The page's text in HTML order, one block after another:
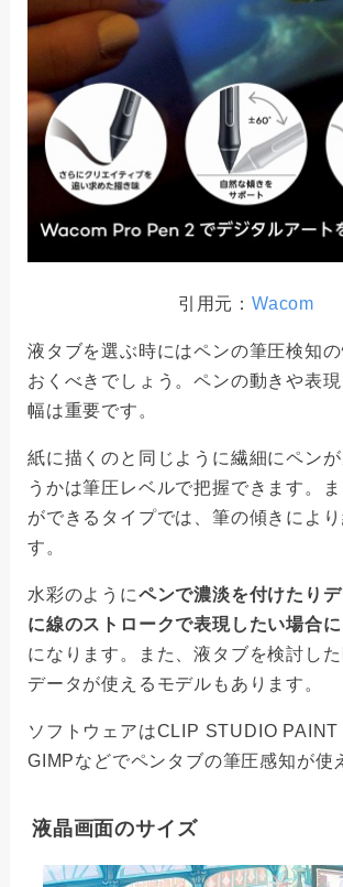
引用元：Wacom
液タブを選ぶ時にはペンの筆圧検知
おくべきでしょう。ペンの動きや表
幅は重要です。
紙に描くのと同じように繊細にペン
うかは筆圧レベルで把握できます。
ができるタイプでは、筆の傾きによ
す。
水彩のようにペンで濃淡を付けたり
に線のストロークで表現したい場合
になります。また、液タブを検討し
データが使えるモデルもあります。
ソフトウェアはCLIP STUDIO PAINT
GIMPなどでペンタブの筆圧感知が使
液晶画面のサイズ